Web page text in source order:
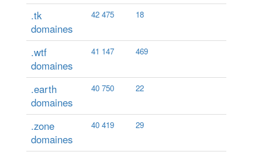
.tk
domaines
42 475 18
.wtf
domaines
41 147 469
.earth
domaines
40 750 22
.zone
domaines
40 419 29